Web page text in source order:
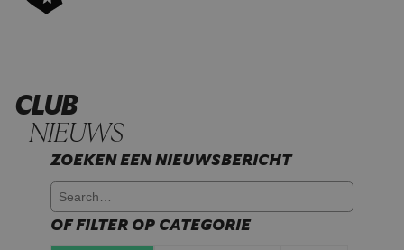
CLUB
NIEUWS
ZOEKEN EEN NIEUWSBERICHT
OF FILTER OP CATEGORIE